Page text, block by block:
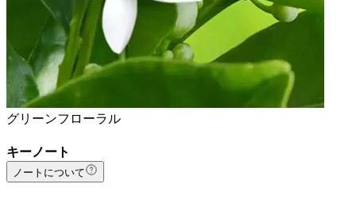
グリーンフローラル
キーノート
ノートについて